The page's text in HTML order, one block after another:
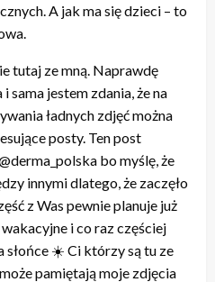
A jak ma się dzieci – to
tutaj ze mną. Naprawdę
sama jestem zdania, że na
ładnych zdjęć można
posty. Ten post
bo myślę, że
innymi dlatego, że zaczęło
z Was pewnie planuje już
i co raz częściej
słońce ☀️ Ci którzy są tu ze
pamiętają moje zdjęcia